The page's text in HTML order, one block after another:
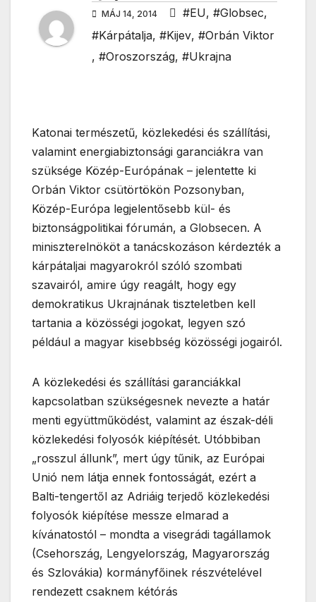
MÁJ 14, 2014 #EU, #Globsec,
#Kárpátalja, #Kijev, #Orbán Viktor
, #Oroszország, #Ukrajna
Katonai természetű, közlekedési és szállítási,
valamint energiabiztonsági garanciákra van
szüksége Közép-Európának – jelentette ki
Orbán Viktor csütörtökön Pozsonyban,
Közép-Európa legjelentősebb kül- és
biztonságpolitikai fórumán, a Globsecen. A
miniszterelnököt a tanácskozáson kérdezték a
kárpátaljai magyarokról szóló szombati
szavairól, amire úgy reagált, hogy egy
demokratikus Ukrajnának tiszteletben kell
tartania a közösségi jogokat, legyen szó
például a magyar kisebbség közösségi jogairól.
A közlekedési és szállítási garanciákkal
kapcsolatban szükségesnek nevezte a határ
menti együttműködést, valamint az észak-déli
közlekedési folyosók kiépítését. Utóbbiban
„rosszul állunk”, mert úgy tűnik, az Európai
Unió nem látja ennek fontosságát, ezért a
Balti-tengertől az Adriáig terjedő közlekedési
folyosók kiépítése messze elmarad a
kívánatostól – mondta a visegrádi tagállamok
(Csehország, Lengyelország, Magyarország
és Szlovákia) kormányfőinek részvételével
rendezett csaknem kétórás